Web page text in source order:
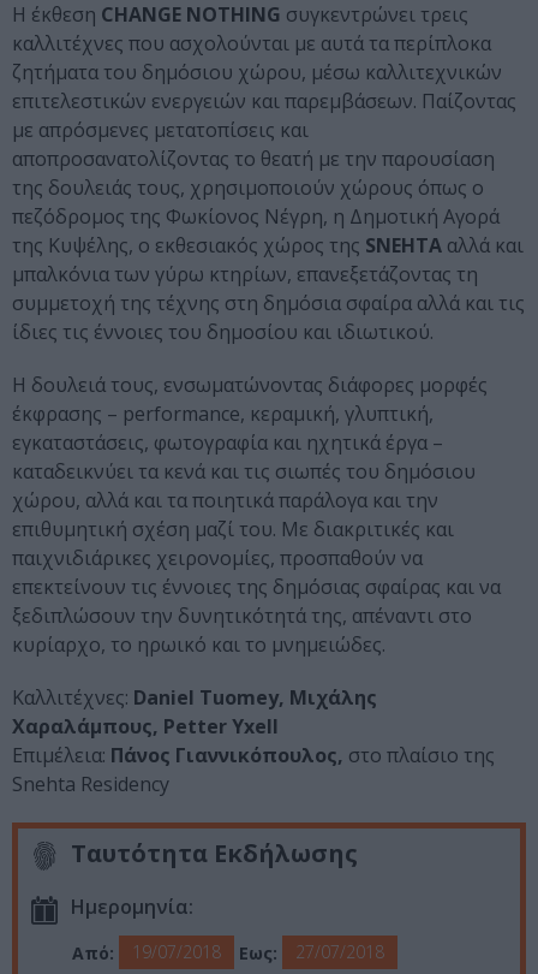
Η έκθεση CHANGE NOTHING συγκεντρώνει τρεις
καλλιτέχνες που ασχολούνται με αυτά τα περίπλοκα
ζητήματα του δημόσιου χώρου, μέσω καλλιτεχνικών
επιτελεστικών ενεργειών και παρεμβάσεων. Παίζοντας
με απρόσμενες μετατοπίσεις και
αποπροσανατολίζοντας το θεατή με την παρουσίαση
της δουλειάς τους, χρησιμοποιούν χώρους όπως ο
πεζόδρομος της Φωκίονος Νέγρη, η Δημοτική Αγορά
της Κυψέλης, ο εκθεσιακός χώρος της SNEHTA αλλά και
μπαλκόνια των γύρω κτηρίων, επανεξετάζοντας τη
συμμετοχή της τέχνης στη δημόσια σφαίρα αλλά και τις
ίδιες τις έννοιες του δημοσίου και ιδιωτικού.
Η δουλειά τους, ενσωματώνοντας διάφορες μορφές
έκφρασης – performance, κεραμική, γλυπτική,
εγκαταστάσεις, φωτογραφία και ηχητικά έργα –
καταδεικνύει τα κενά και τις σιωπές του δημόσιου
χώρου, αλλά και τα ποιητικά παράλογα και την
επιθυμητική σχέση μαζί του. Με διακριτικές και
παιχνιδιάρικες χειρονομίες, προσπαθούν να
επεκτείνουν τις έννοιες της δημόσιας σφαίρας και να
ξεδιπλώσουν την δυνητικότητά της, απέναντι στο
κυρίαρχο, το ηρωικό και το μνημειώδες.
Καλλιτέχνες: Daniel Tuomey, Μιχάλης
Χαραλάμπους, Petter Yxell
Επιμέλεια: Πάνος Γιαννικόπουλος, στο πλαίσιο της
Snehta Residency
Ταυτότητα Εκδήλωσης
Ημερομηνία:
Από: 19/07/2018 Εως:
27/07/2018